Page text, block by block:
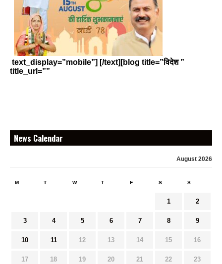
text_display=”mobile”] [/text][blog title=”विदेश ”
title_url=””
News Calendar
August 2026
M T W T F S S
1 2
3 4 5 6 7 8 9
10 11 12 13 14 15 16
17 18 19 20 21 22 23